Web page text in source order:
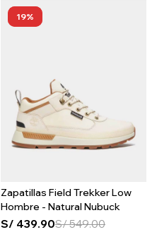
19
Zapatillas Field Trekker Low
Hombre - Natural Nubuck
S/ 439.90S/549.00